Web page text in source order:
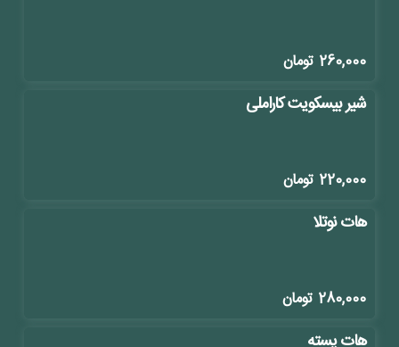
260,000 تومان
شیر بیسکویت کاراملی
220,000 تومان
هات نوتلا
280,000 تومان
هات پسته